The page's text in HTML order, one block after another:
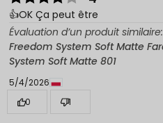
👍️OK Ça peut être
Évaluation d’un produit similaire:
Freedom System Soft Matte
System Soft Matte 801
5/4/2026
0
1